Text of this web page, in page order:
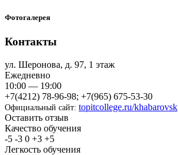
Фотогалерея
Контакты
ул. Шеронова, д. 97, 1 этаж
Ежедневно
10:00 — 19:00
+7(4212) 78-96-98; +7(965) 675-53-30
Официальный сайт: topitcollege.ru/khabarovsk
Оставить отзыв
Качество обучения
-5 -3 0 +3 +5
Легкость обучения